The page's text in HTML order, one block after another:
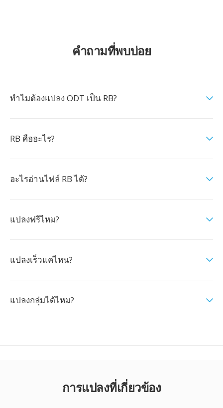
คำถามที่พบบ่อย
ทำไมต้องแปลง ODT เป็น RB?
RB คืออะไร?
อะไรอ่านไฟล์ RB ได้?
แปลงฟรีไหม?
แปลงเร็วแค่ไหน?
แปลงกลุ่มได้ไหม?
การแปลงที่เกี่ยวข้อง